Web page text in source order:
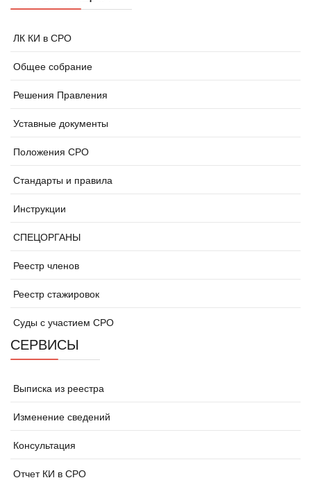
ЛК КИ в СРО
Общее собрание
Решения Правления
Уставные документы
Положения СРО
Стандарты и правила
Инструкции
СПЕЦОРГАНЫ
Реестр членов
Реестр стажировок
Суды с участием СРО
СЕРВИСЫ
Выписка из реестра
Изменение сведений
Консультация
Отчет КИ в СРО